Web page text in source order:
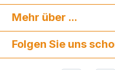
Mehr über ...
Folgen Sie uns